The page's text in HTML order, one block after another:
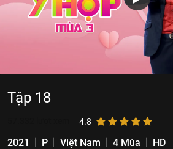
Tập 18
4.8
2021 P Việt Nam 4 Mùa
HD